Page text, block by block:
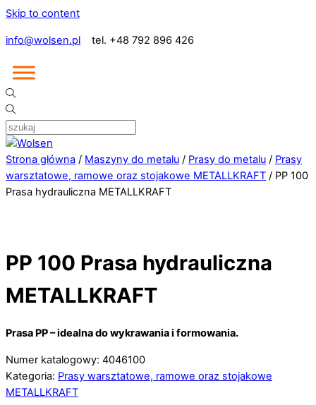
Skip to content
info@wolsen.pl tel. +48 792 896 426
Strona główna / Maszyny do metalu / Prasy do metalu / Prasy
warsztatowe, ramowe oraz stojakowe METALLKRAFT / PP 100
Prasa hydrauliczna METALLKRAFT
PP 100 Prasa hydrauliczna
METALLKRAFT
Prasa PP – idealna do wykrawania i formowania.
Numer katalogowy: 4046100
Kategoria: Prasy warsztatowe, ramowe oraz stojakowe
METALLKRAFT